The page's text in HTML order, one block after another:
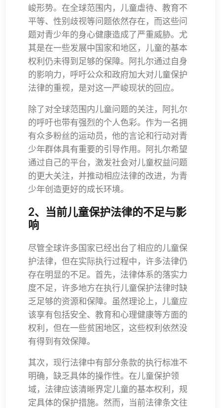
峻形势。在全球范围内，儿童虐待、教育不
平等、性别歧视等问题依然存在，而这些问
题对青少年的身心健康造成了严重威胁。尤
其是在一些发展中国家和地区，儿童的基本
权利仍未得到足够的保障。阿扎尔通过自身
的影响力，呼吁公众和政府加大对儿童保护
法律的重视，是对这一严峻现状的回应。
除了对全球范围内儿童问题的关注，阿扎尔
的呼吁也带有强烈的个人色彩。作为一名拥
有众多粉丝的运动员，他的言论和行动对青
少年群体具有重要的引导作用。阿扎尔希望
通过自己的平台，激发社会对儿童权益问题
的更大关注，并推动相应法律的改进，为青
少年创造更好的成长环境。
2、当前儿童保护法律的不足与影
响
尽管全球许多国家已经出台了相应的儿童保
护法律，但在实际执行过程中，许多法律仍
存在明显的不足。首先，法律体系的落实力
度不足，许多地方在执行儿童保护法律时缺
乏足够的资源和保障。虽然理论上，儿童应
该享有包括安全、教育和心理健康等方面的
权利，但在一些贫困地区，这些权利依然没
有得到有效保障。
其次，现行法律中有部分条款的执行标准不
明确，缺乏具体的操作性。在儿童保护领
域，法律应该清晰界定儿童的基本权利，规
定具体的保护措施。然而，当前法律条文往